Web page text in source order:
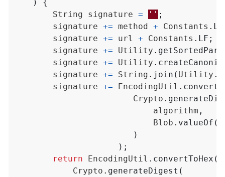
)
{
String
signature = '' ;
signature += method + Constants . LF
signature += url + Constants . LF ;
signature += Utility .
signature += Utility .
signature += String . join ( Utility .
signature += EncodingUtil .
Crypto .
algorithm ,
Blob . valueOf (
)
);
return
EncodingUtil . convertToHex (
Crypto . generateDigest (